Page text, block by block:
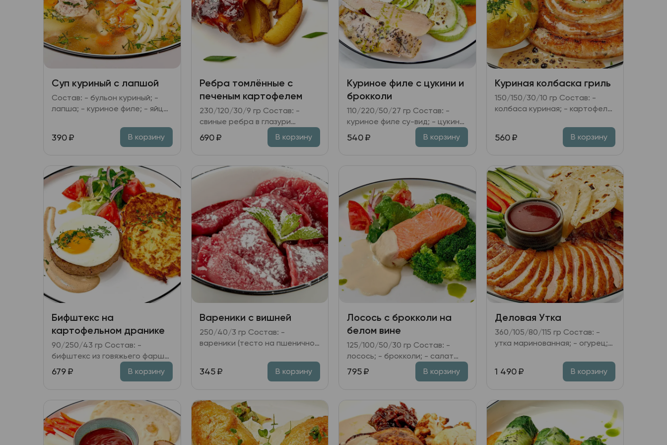
Суп куриный с лапшой
Состав: - бульон куриный; -
лапша; - куриное филе; - яйцо
репчатый, зелень.
390₽ В корзину
Ребра томлённые с
печеным картофелем
230/120/30/9 гр Состав: -
свиные ребра в глазури
барбекю; - картофель
печёный; - соус перечный; -
690 ₽ В корзину
Куриное филе с цукини и
брокколи
110/220/50/27 гр Состав: -
куриное филе су-вид; - цукини,
брокколи; - соус из печенного
перца; - масло укропное,
540₽ В корзину
Куриная колбаска гриль
150/150/30/10 гр Состав: -
колбаса куриная; - картофель
- соус перечный; - горчица.
560 ₽ В корзину
Бифштекс на
картофельном дранике
90/250/43 гр Состав: -
бифштекс из говяжьего фарша;
- картофельные драники; яйцо
пашот; томатный салат; - соус
679₽ В корзину
Вареники с вишней
250/40/3 гр Состав: -
вареники (тесто на пшеничной
заправка сметанная; - мята.
345 ₽ В корзину
Лосось с брокколи на
белом вине
125/100/50/30 гр Состав: -
лосось; - брокколи; - салат
томатный (помидоры; лук
красный; микс салата и
заправка); - соус на белом
795₽ В корзину
Деловая Утка
360/105/80/115 гр Состав: -
утка маринованная; - огурец;
Хойсин; - пшеничные лепёшки.
1 490 ₽ В корзину